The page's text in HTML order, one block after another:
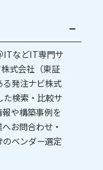
ITなどIT専門サ
式会社（東証
発注ナビ株式
検索・比較サ
や構築事例を
お問合わせ・
ベンダー選定